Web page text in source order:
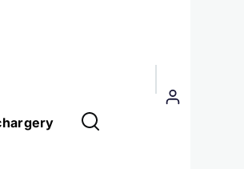
Menu
uživatelského